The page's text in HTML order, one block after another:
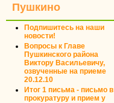
Пушкино
Подпишитесь на наши
новости!
Вопросы к Главе
Пушкинского района
Виктору Васильевичу,
озвученные на приеме
20.12.10
Итог 1 письма - письмо в
прокуратуру и прием у